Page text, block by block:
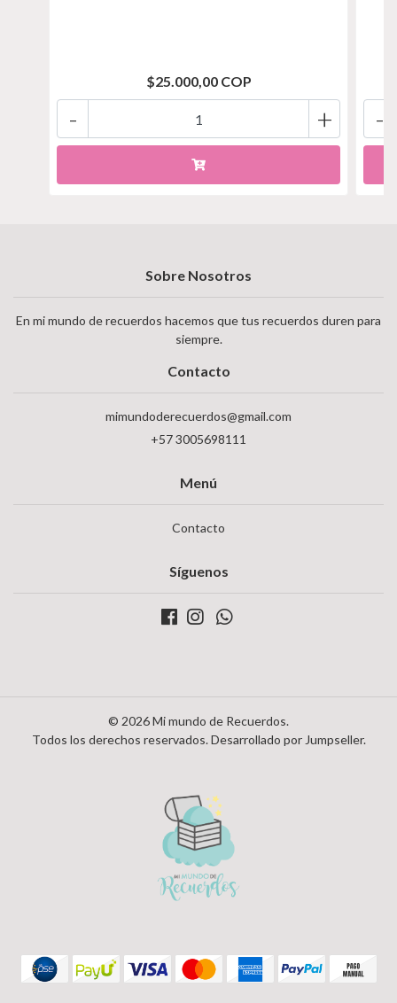
$25.000,00 COP
+
- -
Sobre Nosotros
En mi mundo de recuerdos hacemos que tus recuerdos duren para
siempre.
Contacto
mimundoderecuerdos@gmail.com
+57 3005698111
Menú
Contacto
Síguenos
© 2026 Mi mundo de Recuerdos.
Todos los derechos reservados.Desarrollado por Jumpseller.